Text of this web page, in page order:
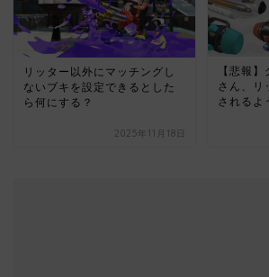
リッター以外にマッチングし
ないブキを設定できるとした
ら何にする？
2025年11月18日
【悲報
さん、リ
される